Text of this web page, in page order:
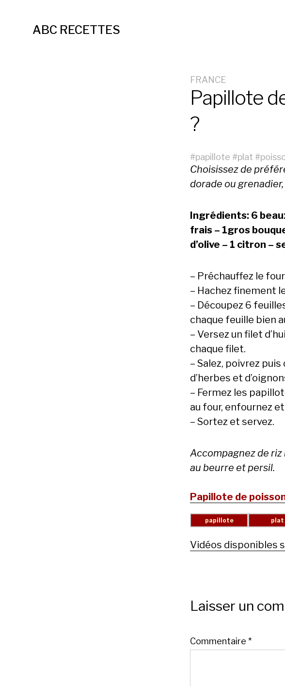
ABC RECETTES
FRANCE
Papillote
?
#papillote #plat #
Choisissez de
dorade ou
Ingrédients: 6
frais – 1gros
d’olive – 1 citron –
– Préchauffez le four
– Hachez finement
– Découpez 6
chaque feuille bien
– Versez un filet
chaque filet.
– Salez, poivrez
d’herbes et
– Fermez les
au four, enfournez
– Sortez et servez.
Accompagnez de
au beurre et persil.
Papillote de
Vidéos disponibles
Laisser un
Commentaire *